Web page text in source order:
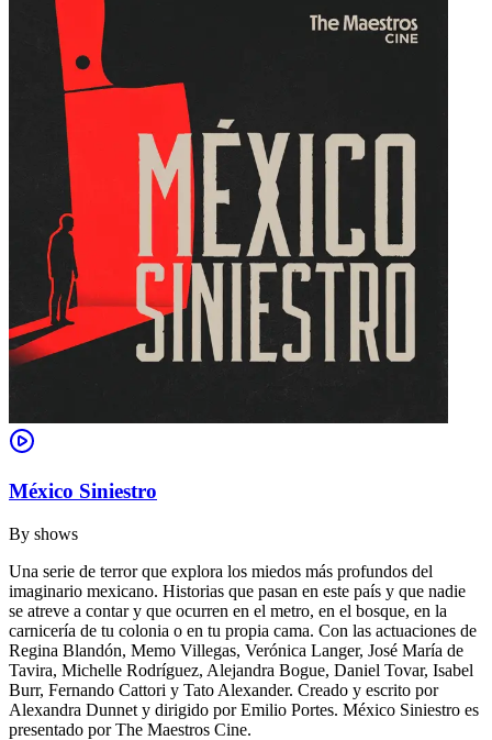
México Siniestro
By shows
Una serie de terror que explora los miedos más profundos del
imaginario mexicano. Historias que pasan en este país y que nadie
se atreve a contar y que ocurren en el metro, en el bosque, en la
carnicería de tu colonia o en tu propia cama. Con las actuaciones de
Regina Blandón, Memo Villegas, Verónica Langer, José María de
Tavira, Michelle Rodríguez, Alejandra Bogue, Daniel Tovar, Isabel
Burr, Fernando Cattori y Tato Alexander. Creado y escrito por
Alexandra Dunnet y dirigido por Emilio Portes. México Siniestro es
presentado por The Maestros Cine.